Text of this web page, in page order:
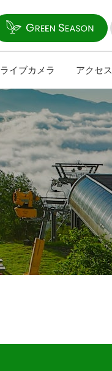
ライブカメラ アクセス